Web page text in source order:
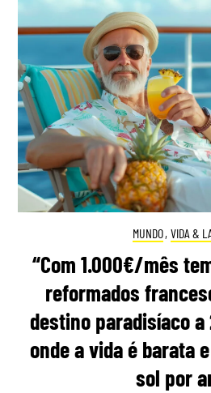
MUNDO, VIDA &
“Com 1.000€/mês
reformados
destino paradisíaco a
onde a vida é barata
sol por